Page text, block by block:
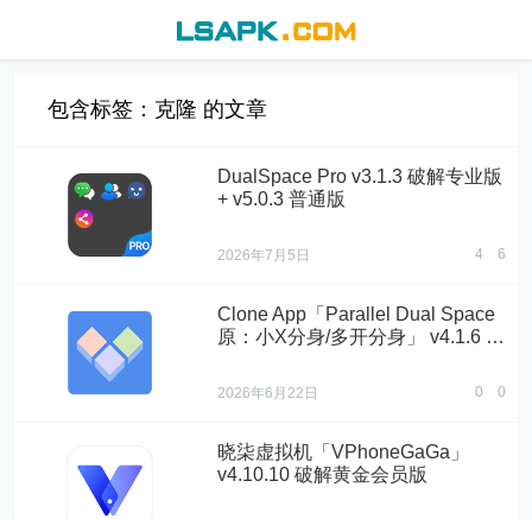
包含标签：克隆 的文章
DualSpace Pro v3.1.3 破解专业版
+ v5.0.3 普通版
2026年7月5日 4 6
Clone App「Parallel Dual Space
原：小X分身/多开分身」 v4.1.6 破
2026年6月22日 0 0
晓柒虚拟机「VPhoneGaGa」
v4.10.10 破解黄金会员版